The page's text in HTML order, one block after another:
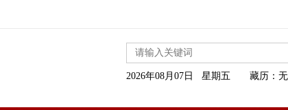
2026年08月07日 星期五 藏历：